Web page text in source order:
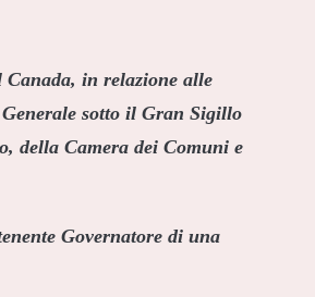
Canada, in relazione alle
sotto il Gran Sigillo
della Camera dei Comuni e
Governatore di una